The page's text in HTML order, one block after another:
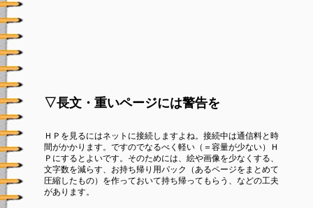
▽長文・重いページには警告を
ＨＰを見るにはネットに接続しますよね。接続中は通信料と時
間がかかります。ですのでなるべく軽い（＝容量が少ない）Ｈ
Ｐにするとよいです。そのためには、絵や画像を少なくする、
文字数を減らす、お持ち帰り用パック（あるページをまとめて
圧縮したもの）を作っておいて持ち帰ってもらう、などの工夫
があります。